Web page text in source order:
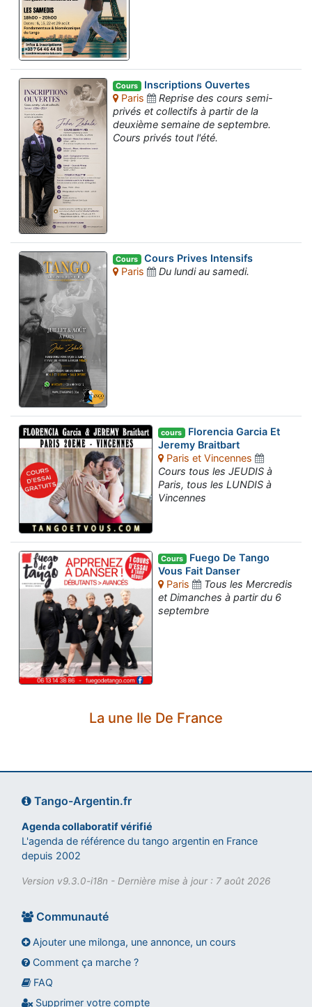
Cours Inscriptions Ouvertes
Paris
Reprise des cours semi-
privés et collectifs à partir de la
deuxième semaine de septembre.
Cours privés tout l'été.
Cours Cours Prives Intensifs
Paris
Du lundi au samedi.
cours Florencia Garcia Et
Jeremy Braitbart
Paris et Vincennes
Cours tous les JEUDIS à
Paris, tous les LUNDIS à
Vincennes
Cours Fuego De Tango
Vous Fait Danser
Paris
Tous les Mercredis
et Dimanches à partir du 6
septembre
La une Ile De France
Tango-Argentin.fr
Agenda collaboratif vérifié
L'agenda de référence du tango argentin en France
depuis 2002
Version v9.3.0-i18n - Dernière mise à jour : 7 août 2026
Communauté
Ajouter une milonga, une annonce, un cours
Comment ça marche ?
FAQ
Supprimer votre compte
Assistant tango-argentin.fr
Questions sur les milongas, cours et stages